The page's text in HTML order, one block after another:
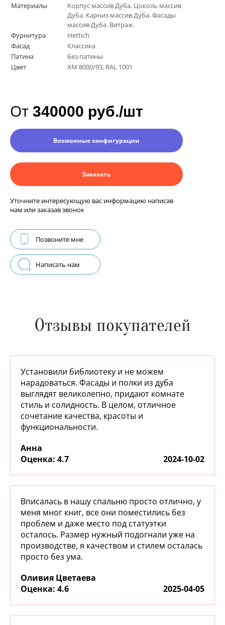
Материалы
Корпус массив Дуба. Цоколь массив
Дуба. Карниз массив Дуба. Фасады
массив Дуба. Витраж.
Фурнитура
Hettich
Фасад
Классика
Патина
Без патины
Цвет
XM 8000/93, RAL 1001
От 340000 руб./шт
Возможные конфигурации
Заказать
Уточните интересующую вас информацию написав
нам или заказав звонок
Позвоните мне
Написать нам
Отзывы покупателей
Установили библиотеку и не можем
нарадоваться. Фасады и полки из дуба
выглядят великолепно, придают комнате
стиль и солидность. В целом, отличное
сочетание качества, красоты и
функциональности.
Анна
: 4.7 2024-10-02
Вписалась в нашу спальню просто отлично, у
меня мног книг, все они поместились без
проблем и даже место под статуэтки
осталось. Размер нужный подогнали уже на
производстве, я качеством и стилем осталась
просто без ума.
Оливия Цветаева
: 4.6 2025-04-05